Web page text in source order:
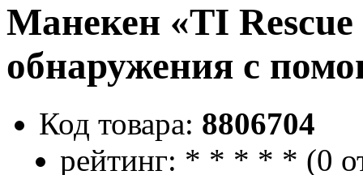
Манекен «TI
обнаружения с
Код товара: 8806704
рейтинг: * * * * * (0